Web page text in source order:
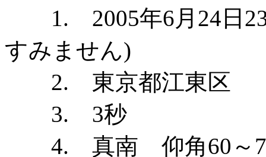
1. 2005年6月24日23
すみません)
2. 東京都江東区
3. 3秒
4. 真南 仰角60～